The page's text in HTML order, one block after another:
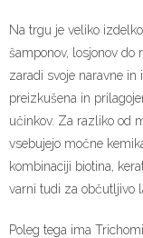
Na trgu je veliko
šamponov, losjonov do
zaradi svoje naravne in
preizkušena in
učinkov. Za razliko od
vsebujejo močne
kombinaciji biotina,
varni tudi za občutljivo
Poleg tega ima